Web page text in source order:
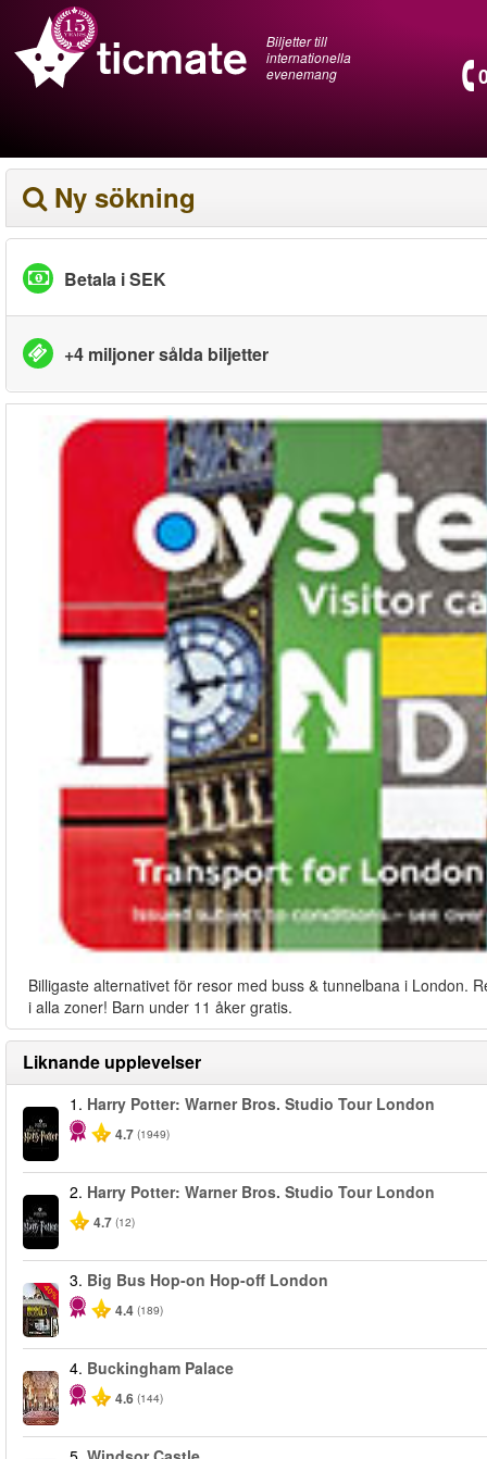
Biljetter till
internationella
evenemang
Ny sökning
Betala i SEK
+4 miljoner sålda biljetter
Billigaste alternativet för resor med buss & tunnelbana i London.
i alla zoner! Barn under 11 åker gratis.
Liknande upplevelser
1. Harry Potter: Warner Bros. Studio Tour London
4.7 (1949)
2. Harry Potter: Warner Bros. Studio Tour London
4.7 (12)
-40%
3. Big Bus Hop-on Hop-off London
4.4 (189)
4. Buckingham Palace
4.6 (144)